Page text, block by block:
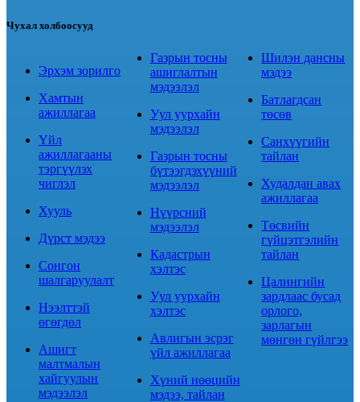
Чухал холбоосууд
Эрхэм зорилго
Хамтын
ажиллагаа
Үйл
ажиллагааны
тэргүүлэх
чиглэл
Хууль
Дүрст мэдээ
Сонгон
шалгаруулалт
Нээлттэй
өгөгдөл
Ашигт
малтмалын
хайгуулын
мэдээлэл
Газрын тосны
ашиглалтын
мэдээлэл
Уул уурхайн
мэдээлэл
Газрын тосны
бүтээгдэхүүний
мэдээлэл
Нүүрсний
мэдээлэл
Кадастрын
хэлтэс
Уул уурхайн
хэлтэс
Авлигын эсрэг
үйл ажиллагаа
Хүний нөөцийн
мэдээ, тайлан
Шилэн дансны
мэдээ
Батлагдсан
төсөв
Санхүүгийн
тайлан
Худалдан авах
ажиллагаа
Төсвийн
гүйцэтгэлийн
тайлан
Цалингийн
зардлаас бусад
орлого,
зарлагын
мөнгөн гүйлгээ